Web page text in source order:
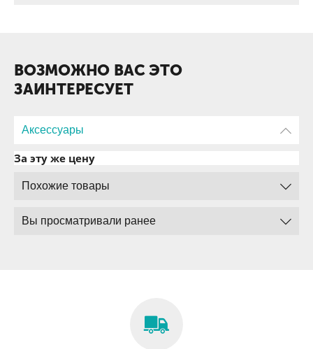
ВОЗМОЖНО ВАС ЭТО
ЗАИНТЕРЕСУЕТ
Аксессуары
За эту же цену
Похожие товары
Вы просматривали ранее